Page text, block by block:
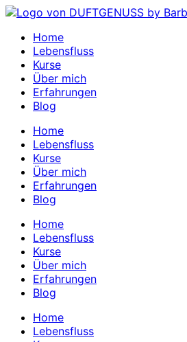
Zum
springenHome
Lebensfluss
Kurse
Über mich
Erfahrungen
Blog
Home
Lebensfluss
Kurse
Über mich
Erfahrungen
Blog
Home
Lebensfluss
Kurse
Über mich
Erfahrungen
Blog
Home
Lebensfluss